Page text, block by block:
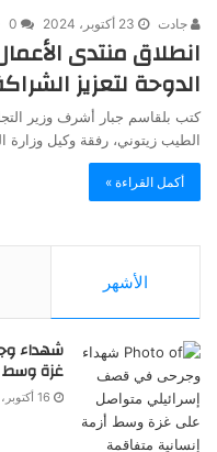
جادت 23 أكتوبر، 2024 0
انطلاق منتدى
الدوحة لتعزيز
كتب بلقاسم جبار أشرف وزير
الطيب زيتوني، رفقة وكيل وزارة
أكمل القراءة »
الأشهر
شهداء
غزة وسط
16 أكتوبر، 2024